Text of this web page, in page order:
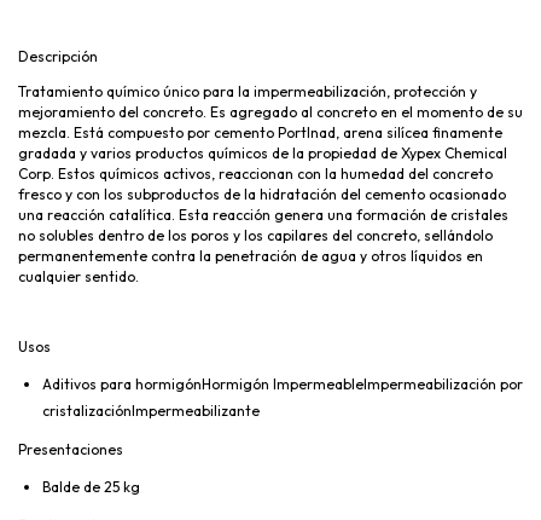
Descripción
Tratamiento químico único para la impermeabilización, protección y
mejoramiento del concreto. Es agregado al concreto en el momento de su
mezcla. Está compuesto por cemento Portlnad, arena silícea finamente
gradada y varios productos químicos de la propiedad de Xypex Chemical
Corp. Estos químicos activos, reaccionan con la humedad del concreto
fresco y con los subproductos de la hidratación del cemento ocasionado
una reacción catalítica. Esta reacción genera una formación de cristales
no solubles dentro de los poros y los capilares del concreto, sellándolo
permanentemente contra la penetración de agua y otros líquidos en
cualquier sentido.
Usos
Aditivos para hormigónHormigón ImpermeableImpermeabilización por
cristalizaciónImpermeabilizante
Presentaciones
Balde de 25 kg